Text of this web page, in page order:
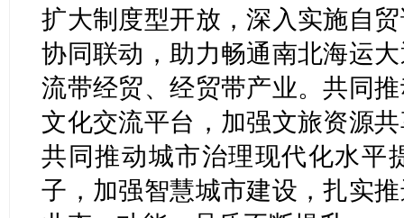
扩大制度型开放，深入实施自
协同联动，助力畅通南北海运
流带经贸、经贸带产业。共同
文化交流平台，加强文旅资源
共同推动城市治理现代化水平
子，加强智慧城市建设，扎实